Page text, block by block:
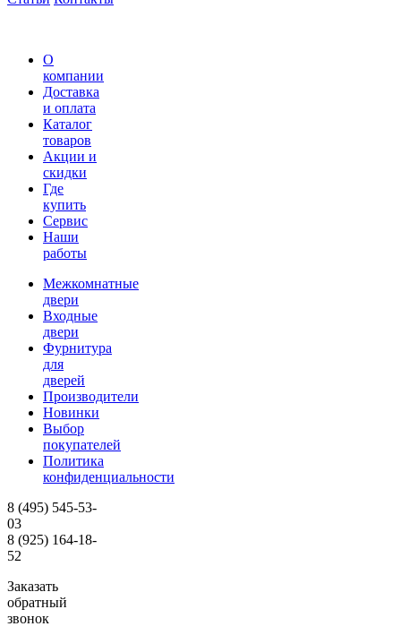
О
компании
Доставка
и оплата
Каталог
товаров
Акции и
скидки
Где
купить
Сервис
Наши
работы
Межкомнатные
двери
Входные
двери
Фурнитура
для
дверей
Производители
Новинки
Выбор
покупателей
Политика
конфиденциальности
8 (495) 545-53-
03
8 (925) 164-18-
52
Заказать
обратный
звонок